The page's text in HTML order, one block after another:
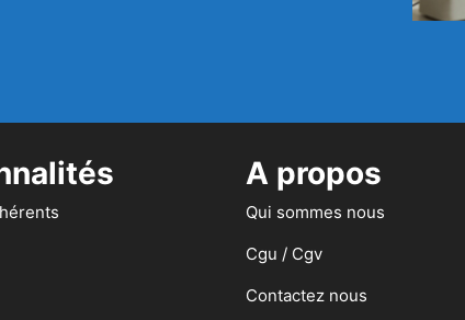
A propos
Qui sommes nous
Cgu / Cgv
Contactez nous